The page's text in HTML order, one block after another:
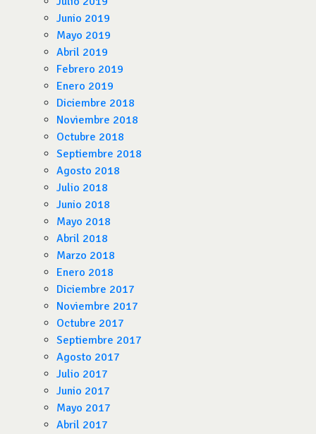
Junio 2019
Mayo 2019
Abril 2019
Febrero 2019
Enero 2019
Diciembre 2018
Noviembre 2018
Octubre 2018
Septiembre 2018
Agosto 2018
Julio 2018
Junio 2018
Mayo 2018
Abril 2018
Marzo 2018
Enero 2018
Diciembre 2017
Noviembre 2017
Octubre 2017
Septiembre 2017
Agosto 2017
Julio 2017
Junio 2017
Mayo 2017
Abril 2017